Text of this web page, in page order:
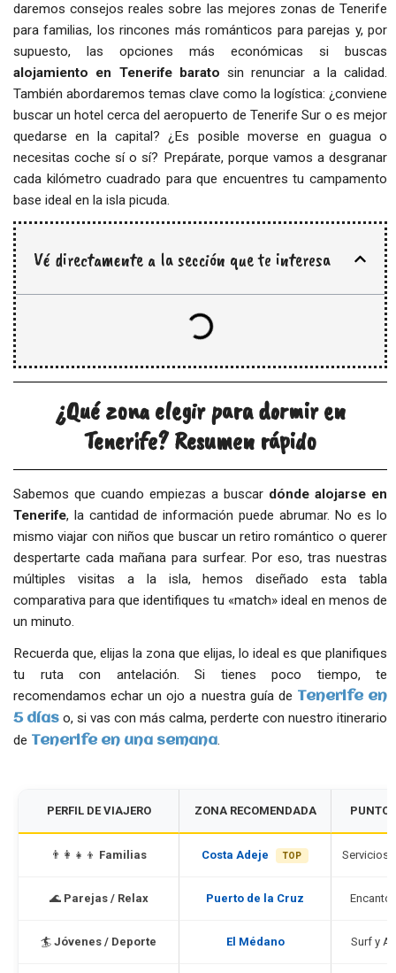
daremos consejos reales sobre las mejores zonas de Tenerife
para familias, los rincones más románticos para parejas y, por
supuesto, las opciones más económicas si buscas
alojamiento en Tenerife barato sin renunciar a la calidad.
También abordaremos temas clave como la logística: ¿conviene
buscar un hotel cerca del aeropuerto de Tenerife Sur o es mejor
quedarse en la capital? ¿Es posible moverse en guagua o
necesitas coche sí o sí? Prepárate, porque vamos a desgranar
cada kilómetro cuadrado para que encuentres tu campamento
base ideal en la isla picuda.
Vé directamente a la sección que te interesa
¿Qué zona elegir para dormir en
Tenerife? Resumen rápido
Sabemos que cuando empiezas a buscar dónde alojarse en
Tenerife, la cantidad de información puede abrumar. No es lo
mismo viajar con niños que buscar un retiro romántico o querer
despertarte cada mañana para surfear. Por eso, tras nuestras
múltiples visitas a la isla, hemos diseñado esta tabla
comparativa para que identifiques tu «match» ideal en menos de
un minuto.
Recuerda que, elijas la zona que elijas, lo ideal es que planifiques
tu ruta con antelación. Si tienes poco tiempo, te
recomendamos echar un ojo a nuestra guía de Tenerife en
5 días o, si vas con más calma, perderte con nuestro itinerario
de Tenerife en una semana.
PERFIL DE VIAJERO ZONA RECOMENDADA PUNTO
👨‍👩‍👧‍👦 Familias Costa Adeje TOP Servicios
🌊 Parejas / Relax Puerto de la Cruz Encanto
🏄 Jóvenes / Deporte El Médano Surf y